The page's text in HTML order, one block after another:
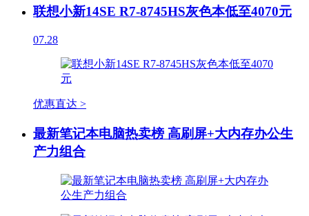
联想小新14SE R7-8745HS灰色本低至4070元
07.28
优惠直达 >
最新笔记本电脑热卖榜 高刷屏+大内存办公生
产力组合